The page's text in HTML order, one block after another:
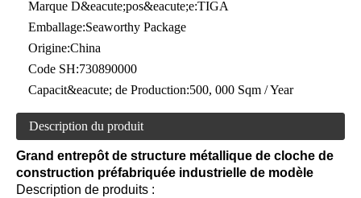
Marque D&eacute;pos&eacute;e:TIGA
Emballage:Seaworthy Package
Origine:China
Code SH:730890000
Capacit&eacute; de Production:500, 000 Sqm / Year
Description du produit
Grand entrepôt de structure métallique de cloche de
construction préfabriquée industrielle de modèle
Description de produits :